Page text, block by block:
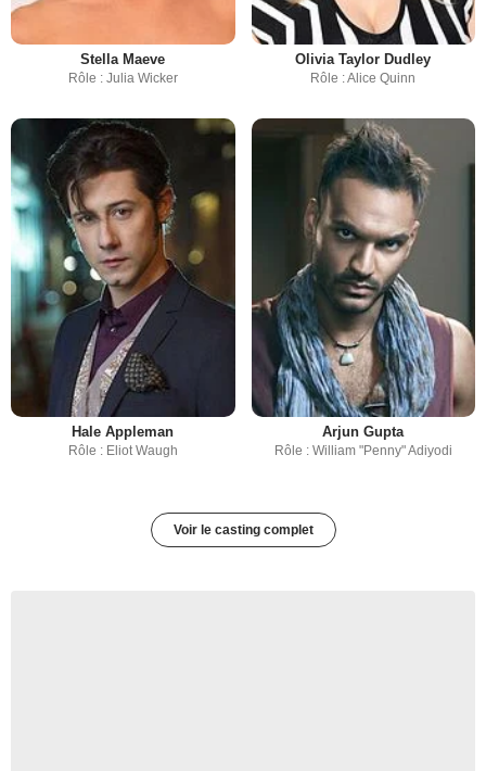
Stella Maeve
Rôle : Julia Wicker
Olivia Taylor Dudley
Rôle : Alice Quinn
Hale Appleman
Rôle : Eliot Waugh
Arjun Gupta
Rôle : William "Penny" Adiyodi
Voir le casting complet